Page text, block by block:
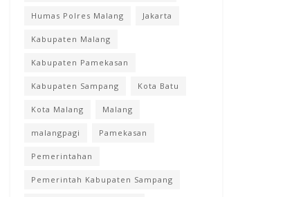
Humas Polres Malang Jakarta
Kabupaten Malang
Kabupaten Pamekasan
Kabupaten Sampang Kota Batu
Kota Malang Malang
malangpagi Pamekasan
Pemerintahan
Pemerintah Kabupaten Sampang